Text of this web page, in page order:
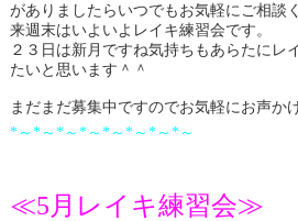
がありましたらいつでもお気軽にご相談
来週末はいよいよレイキ練習会です。
２３日は新月ですね気持ちもあらたにレ
たいと思います＾＾
まだまだ募集中ですのでお気軽にお声か
*～*～*～*～*～*～*～*～
≪5月レイキ練習会≫